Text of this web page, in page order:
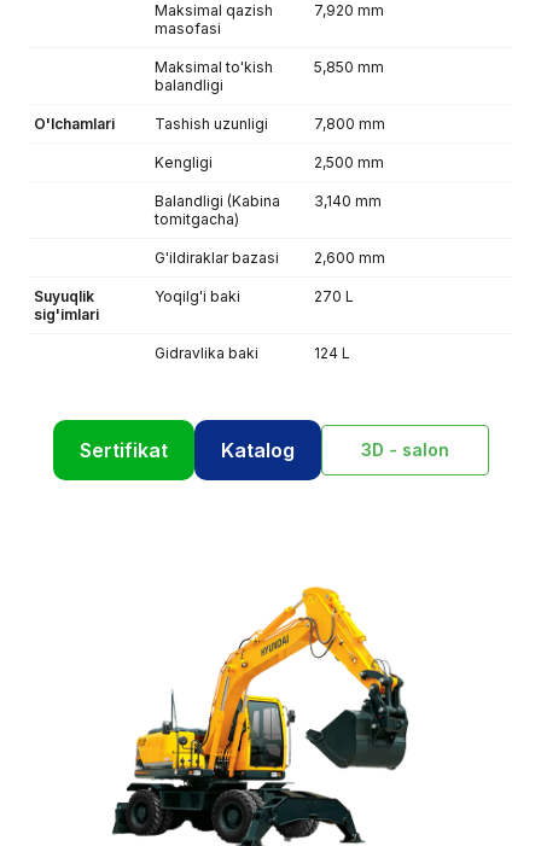
Maksimal qazish
masofasi
7,920 mm
Maksimal to'kish
balandligi
5,850 mm
O'lchamlari Tashish uzunligi 7,800 mm
Kengligi 2,500 mm
Balandligi (Kabina
tomitgacha)
3,140 mm
G'ildiraklar bazasi 2,600 mm
Suyuqlik
sig'imlari
Yoqilg'i baki 270 L
Gidravlika baki 124 L
Sertifikat Katalog 3D - salon